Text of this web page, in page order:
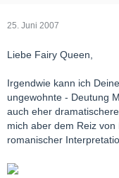
25. Juni 2007
Liebe Fairy Queen,
Irgendwie kann ich
ungewohnte - Deutung
auch eher
mich aber dem Reiz
romanischer